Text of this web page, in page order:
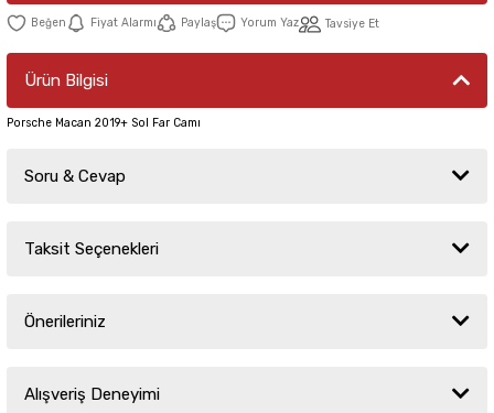
Fiyat Alarmı Paylaş Yorum Yaz Tavsiye Et
Ürün Bilgisi
Porsche Macan 2019+ Sol Far Camı
Soru & Cevap
Ürün hakkında henüz soru sorulmamış.
Taksit Seçenekleri
Önerileriniz
yetersiz gördüğünüz noktaları öneri formunu kullanarak tarafımıza
iletebilirsiniz.
Alışveriş Deneyimi